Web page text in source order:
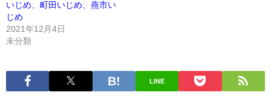
いじめ、町田いじめ、燕市い
じめ
2021年12月4日
未分類
LINE